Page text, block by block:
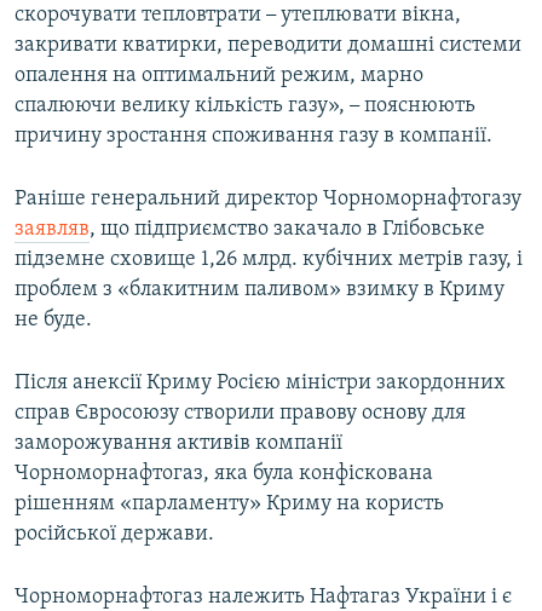
скорочувати тепловтрати –утеплювати вікна,
закривати кватирки, переводити домашні системи
опалення на оптимальний режим, марно
спалюючи велику кількість газу», –пояснюють
причину зростання споживання газу в компанії.
Раніше генеральний директор Чорноморнафтогазу
заявляв, що підприємство закачало в Глібовське
підземне сховище 1,26 млрд. кубічних метрів газу, і
проблем з «блакитним паливом» взимку в Криму
не буде.
Після анексії Криму Росією міністри закордонних
справ Євросоюзу створили правову основу для
заморожування активів компанії
Чорноморнафтогаз, яка була конфіскована
рішенням «парламенту» Криму на користь
російської держави.
Чорноморнафтогаз належить Нафтагаз України і є